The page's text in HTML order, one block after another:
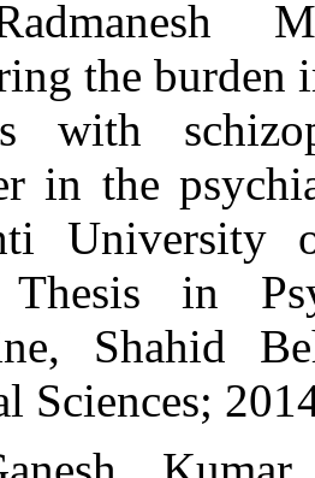
11.
comparing the
patients with
disorder in the
Beheshti
Ph.D.
Medicine,
Medical